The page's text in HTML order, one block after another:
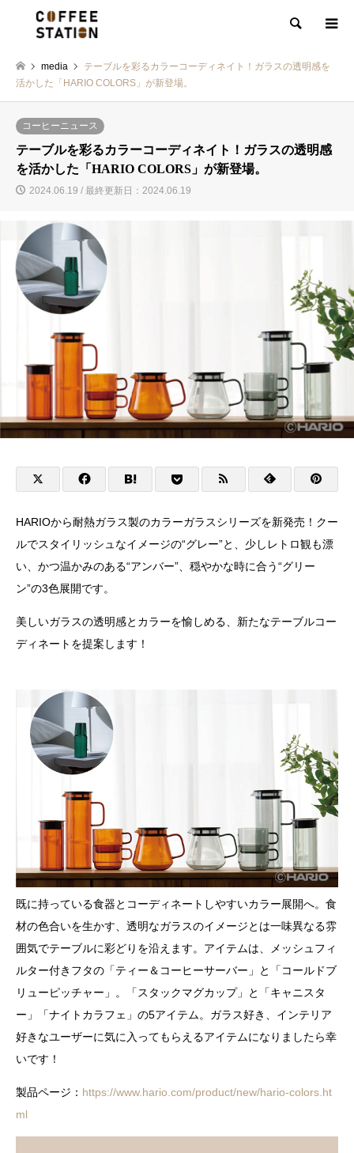
検索
media
テーブルを彩るカラーコーディネイト！ガラスの透明感を
活かした「HARIO COLORS」が新登場。
コーヒーニュース
テーブルを彩るカラーコーディネイト！ガラスの透明感
を活かした「HARIO COLORS」が新登場。
2024.06.19 / 最終更新日：2024.06.19
HARIOから耐熱ガラス製のカラーガラスシリーズを新発売！クー
ルでスタイリッシュなイメージの“グレー”と、少しレトロ観も漂
い、かつ温かみのある“アンバー”、穏やかな時に合う“グリー
ン”の3色展開です。
美しいガラスの透明感とカラーを愉しめる、新たなテーブルコー
ディネートを提案します！
既に持っている食器とコーディネートしやすいカラー展開へ。食
材の色合いを生かす、透明なガラスのイメージとは一味異なる雰
囲気でテーブルに彩どりを沿えます。アイテムは、メッシュフィ
ルター付きフタの「ティー＆コーヒーサーバー」と「コールドブ
リューピッチャー」。「スタックマグカップ」と「キャニスタ
ー」「ナイトカラフェ」の5アイテム。ガラス好き、インテリア
好きなユーザーに気に入ってもらえるアイテムになりましたら幸
いです！
製品ページ： https://www.hario.com/product/new/hario-colors.ht
ml